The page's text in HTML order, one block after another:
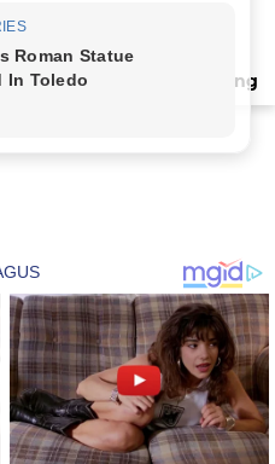
Artikel Deli Serdang